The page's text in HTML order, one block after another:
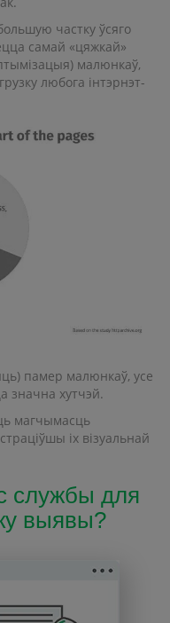
частку ўсяго
самай «цяжкай»
малюнкаў,
любога інтэрнэт-
памер малюнкаў, усе
значна хутчэй.
магчымасць
іх візуальнай
службы для
выявы?